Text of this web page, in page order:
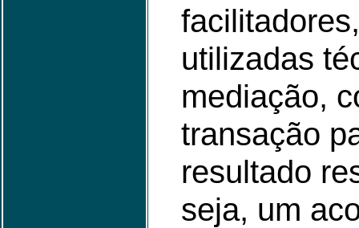
utilizadas
mediação,
transação
resultado
seja, um